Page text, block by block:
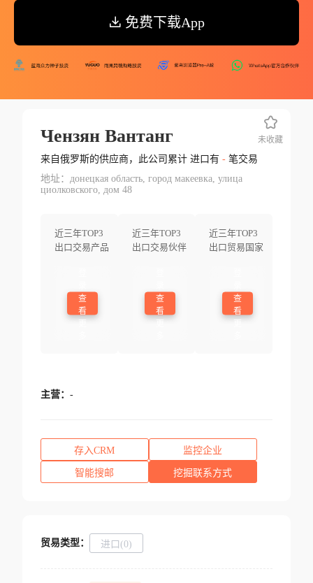
免费下载App
Чензян Вантанг
来自俄罗斯的供应商，此公司累计 进口有 -笔交易
地址：донецкая область, город макеевка, улица
циолковского, дом 48
近三年TOP3
出口交易产品
查
看
近三年TOP3
出口交易伙伴
查
看
近三年TOP3
出口贸易国家
查
看
未收藏
主营： -
存入CRM 监控企业
智能搜邮 挖掘联系方式
贸易类型： 进口(0)